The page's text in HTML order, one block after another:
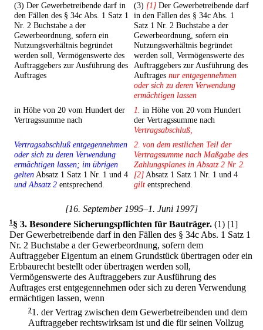
(3) Der Gewerbetreibende darf in
den Fällen des § 34c Abs. 1 Satz 1
Nr. 2 Buchstabe a der
Gewerbeordnung, sofern ein
Nutzungsverhältnis begründet
werden soll, Vermögenswerte des
Auftraggebers zur Ausführung des
Auftrages
(3) [1] Der Gewerbetreibende darf
in den Fällen des § 34c Abs. 1
Satz 1 Nr. 2 Buchstabe a der
Gewerbeordnung, sofern ein
Nutzungsverhältnis begründet
werden soll, Vermögenswerte des
Auftraggebers zur Ausführung des
Auftrages nur entgegennehmen
oder sich zu deren Verwendung
ermächtigen lassen
in Höhe von 20 vom Hundert der
Vertragssumme nach
1. in Höhe von 20 vom Hundert
der Vertragssumme nach
Vertragsabschluß,
Vertragsabschluß entgegennehmen
oder sich zu deren Verwendung
ermächtigen lassen; im übrigen
geltenAbsatz 1 Satz 1 Nr. 1 und 4
und Absatz 2 entsprechend.
2. von dem restlichen Teil der
Vertragssumme nach Maßgabe des
Zahlungsplanes in Absatz 2 Nr. 2.
[2]Absatz 1 Satz 1 Nr. 1 und 4
gilt entsprechend.
[16. September 1995–1. Juni 1997]
1§ 3. Besondere Sicherungspflichten für Bauträger. (1) [1]
Der Gewerbetreibende darf in den Fällen des § 34c Abs. 1 Satz 1
Nr. 2 Buchstabe a der Gewerbeordnung, sofern dem
Auftraggeber Eigentum an einem Grundstück übertragen oder ein
Erbbaurecht bestellt oder übertragen werden soll,
Vermögenswerte des Auftraggebers zur Ausführung des
Auftrages erst entgegennehmen oder sich zu deren Verwendung
ermächtigen lassen, wenn
21. der Vertrag zwischen dem Gewerbetreibenden und dem
Auftraggeber rechtswirksam ist und die für seinen Vollzug